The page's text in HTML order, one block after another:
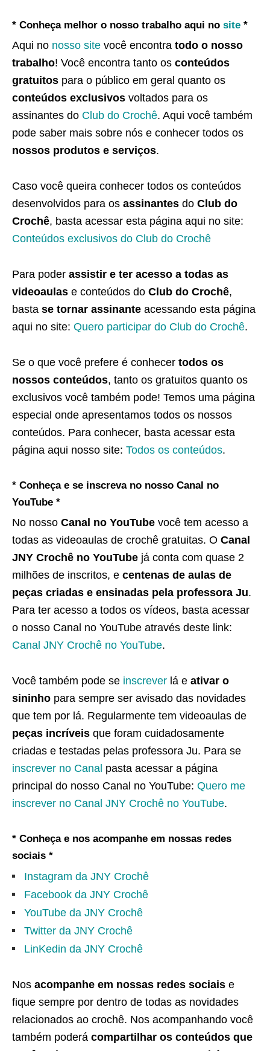
* Conheça melhor o nosso trabalho aqui no site *
Aqui no nosso site você encontra todo o nosso
trabalho! Você encontra tanto os conteúdos
gratuitos para o público em geral quanto os
conteúdos exclusivos voltados para os
assinantes do Club do Crochê. Aqui você também
pode saber mais sobre nós e conhecer todos os
nossos produtos e serviços.
Caso você queira conhecer todos os conteúdos
desenvolvidos para os assinantes do Club do
Crochê, basta acessar esta página aqui no site:
Conteúdos exclusivos do Club do Crochê
Para poder assistir e ter acesso a todas as
videoaulas e conteúdos do Club do Crochê,
basta se tornar assinante acessando esta página
aqui no site: Quero participar do Club do Crochê.
Se o que você prefere é conhecer todos os
nossos conteúdos, tanto os gratuitos quanto os
exclusivos você também pode! Temos uma página
especial onde apresentamos todos os nossos
conteúdos. Para conhecer, basta acessar esta
página aqui nosso site: Todos os conteúdos.
* Conheça e se inscreva no nosso Canal no
YouTube *
No nosso Canal no YouTube você tem acesso a
todas as videoaulas de crochê gratuitas. O Canal
JNY Crochê no YouTube já conta com quase 2
milhões de inscritos, e centenas de aulas de
peças criadas e ensinadas pela professora Ju.
Para ter acesso a todos os vídeos, basta acessar
o nosso Canal no YouTube através deste link:
Canal JNY Crochê no YouTube.
Você também pode se inscrever lá e ativar o
sininho para sempre ser avisado das novidades
que tem por lá. Regularmente tem videoaulas de
peças incríveis que foram cuidadosamente
criadas e testadas pelas professora Ju. Para se
inscrever no Canal pasta acessar a página
principal do nosso Canal no YouTube: Quero me
inscrever no Canal JNY Crochê no YouTube.
* Conheça e nos acompanhe em nossas redes
sociais *
Instagram da JNY Crochê
Facebook da JNY Crochê
YouTube da JNY Crochê
Twitter da JNY Crochê
LinKedin da JNY Crochê
Nos acompanhe em nossas redes sociais e
fique sempre por dentro de todas as novidades
relacionados ao crochê. Nos acompanhando você
também poderá compartilhar os conteúdos que